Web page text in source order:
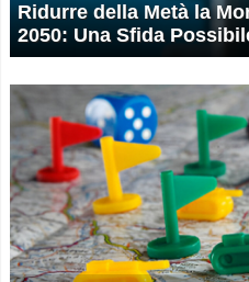
Ridurre della Metà la
2050: Una Sfida